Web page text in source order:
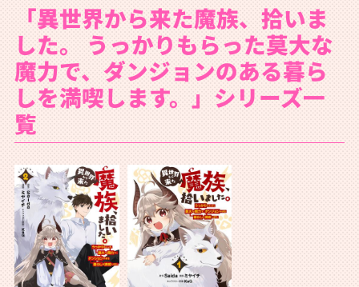
「異世界から来た魔族、拾いま
した。 うっかりもらった莫大な
魔力で、ダンジョンのある暮ら
しを満喫します。」シリーズ一
覧